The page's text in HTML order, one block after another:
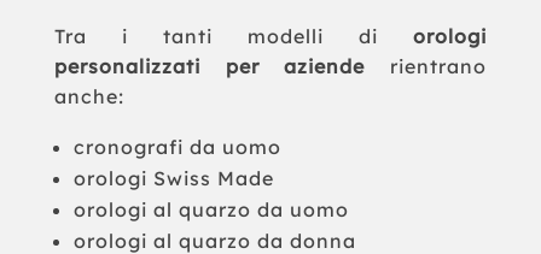
Tra i tanti modelli diorologi
personalizzati per aziende rientrano
anche:
cronografi da uomo
orologi Swiss Made
orologi al quarzo da uomo
orologi al quarzo da donna